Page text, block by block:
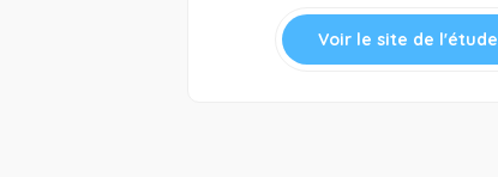
Voir le site de l'étude